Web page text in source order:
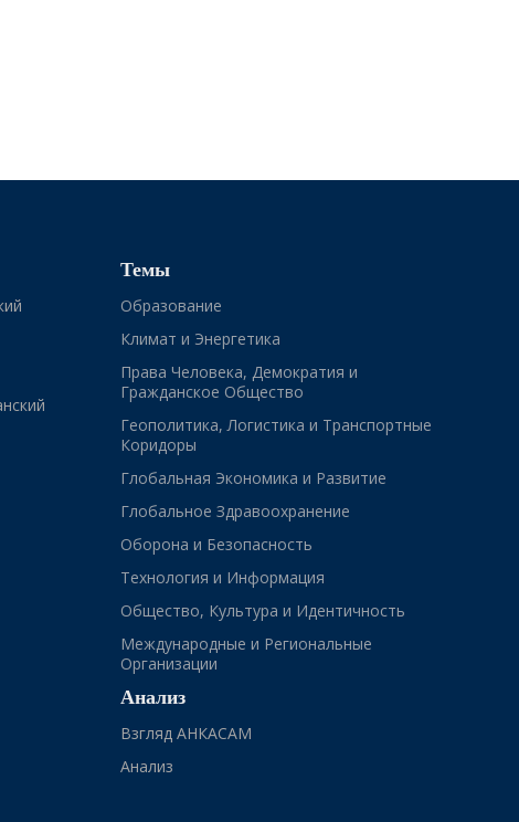
Темы
Образование
Климат и Энергетика
Права Человека, Демократия и
Гражданское Общество
Геополитика, Логистика и Транспортные
Коридоры
Глобальная Экономика и Развитие
Глобальное Здравоохранение
Оборона и Безопасность
Технология и Информация
Общество, Культура и Идентичность
Международные и Региональные
Организации
Анализ
Взгляд АНКАСАМ
Анализ